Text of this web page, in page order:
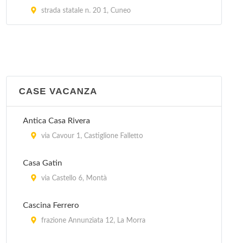
strada statale n. 20 1, Cuneo
CASE VACANZA
Antica Casa Rivera
via Cavour 1, Castiglione Falletto
Casa Gatin
via Castello 6, Montà
Cascina Ferrero
frazione Annunziata 12, La Morra